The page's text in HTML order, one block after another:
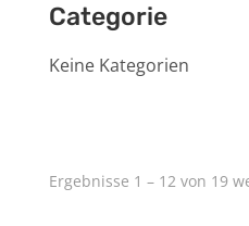
Categorie
Keine Kategorien
Ergebnisse 1 – 12 von 19